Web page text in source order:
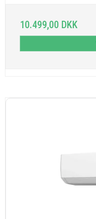
10.499,00 DKK